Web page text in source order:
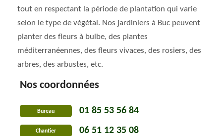
tout en respectant la période de plantation qui varie
selon le type de végétal. Nos jardiniers à Buc peuvent
planter des fleurs à bulbe, des plantes
méditerranéennes, des fleurs vivaces, des rosiers, des
arbres, des arbustes, etc.
Nos coordonnées
Bureau 01 85 53 56 84
Chantier 06 51 12 35 08